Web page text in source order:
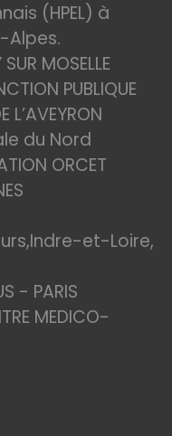
(HPEL) à
Alpes.
MOSELLE
PUBLIQUE
L’AVEYRON
du Nord
ORCET
et-Loire,
- PARIS
MEDICO-